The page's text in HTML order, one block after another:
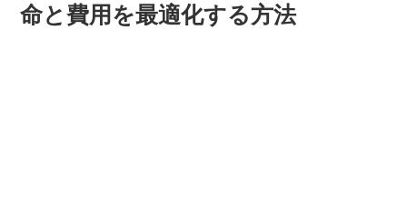
命と費用を最適化する方法